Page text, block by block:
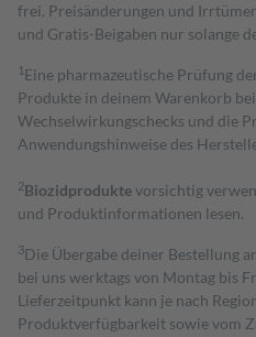
frei. Preisänderungen und
und Gratis-Beigaben nur solange
1 Eine pharmazeutische Prüfung
Produkte in deinem Warenkorb
Wechselwirkungschecks und die
Anwendungshinweise des
2Biozidproduktevorsichtig
und Produktinformationen lesen.
3Die Übergabe deiner Bestellung
bei uns werktags von Montag bis
Lieferzeitpunkt kann je nach
Produktverfügbarkeit sowie vom